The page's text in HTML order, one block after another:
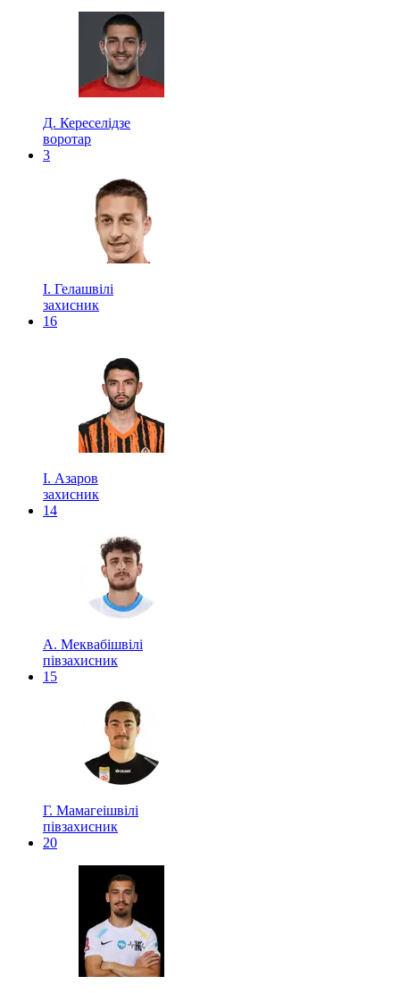
Д. Кереселідзе
воротар
3
І. Гелашвілі
захисник
16
І. Азаров
захисник
14
А. Меквабішвілі
півзахисник
15
Г. Мамагеішвілі
півзахисник
20